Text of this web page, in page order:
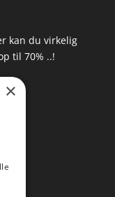
kan du virkelig
til 70% ..!
×